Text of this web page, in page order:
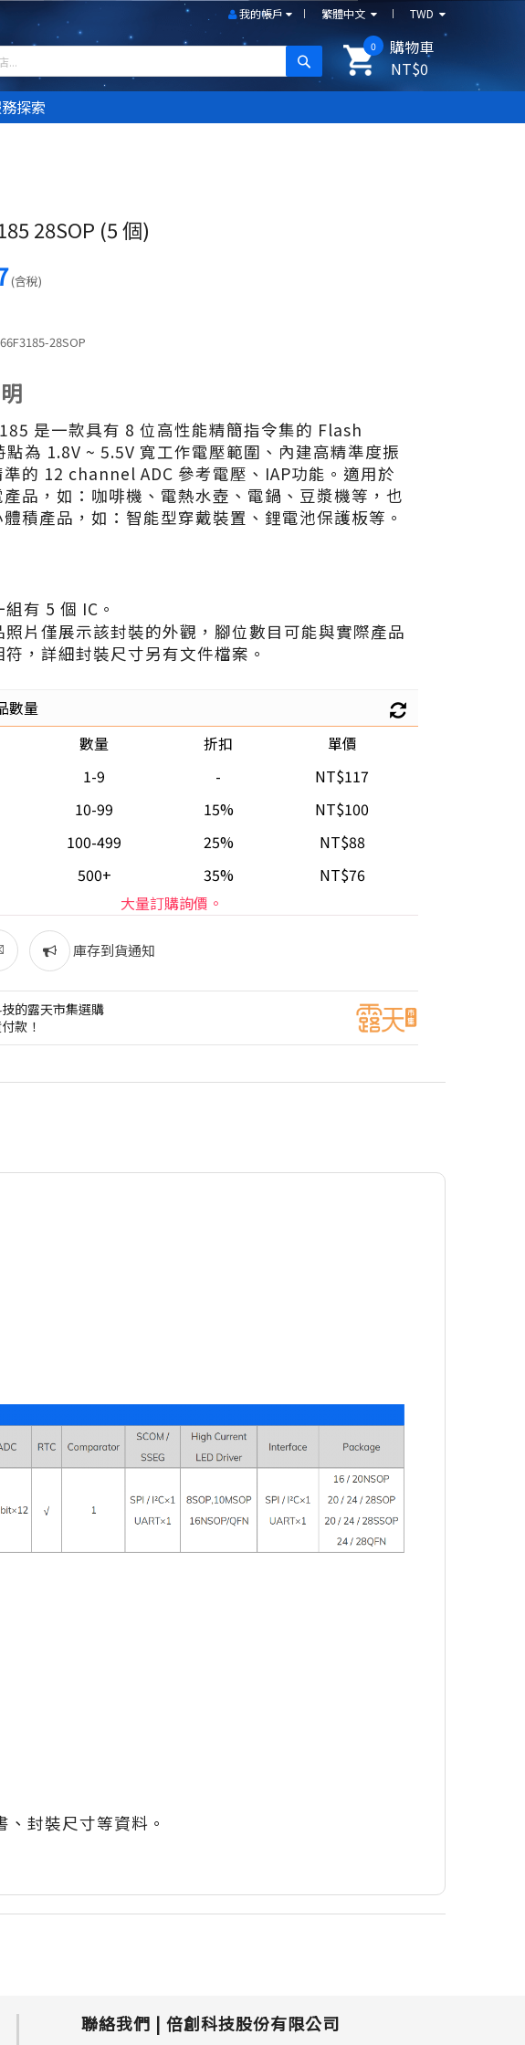
TWD
繁體中文
我的帳戶
購物車
0
NT$0
探索
28SOP (5 個)
(含稅)
28SOP
是一款具有 8 位高性能精簡指令集的 Flash
點為 1.8V ~ 5.5V 寬工作電壓範圍、內建高精準度振
的 12 channel ADC 參考電壓、IAP功能。適用於
品，如：咖啡機、電熱水壺、電鍋、豆漿機等，也
積產品，如：智能型穿戴裝置、鋰電池保護板等。
有 5 個 IC。
照片僅展示該封裝的外觀，腳位數目可能與實際產品
符，詳細封裝尺寸另有文件檔案。
數量
數量 折扣
單價
1-9
-
NT$117
10-99
15%
NT$100
100-499
25%
NT$88
500+
35%
NT$76
大量訂購詢價。
庫存到貨通知
的露天市集選購
款！
封裝尺寸等資料。
聯絡我們 | 倍創科技股份有限公司